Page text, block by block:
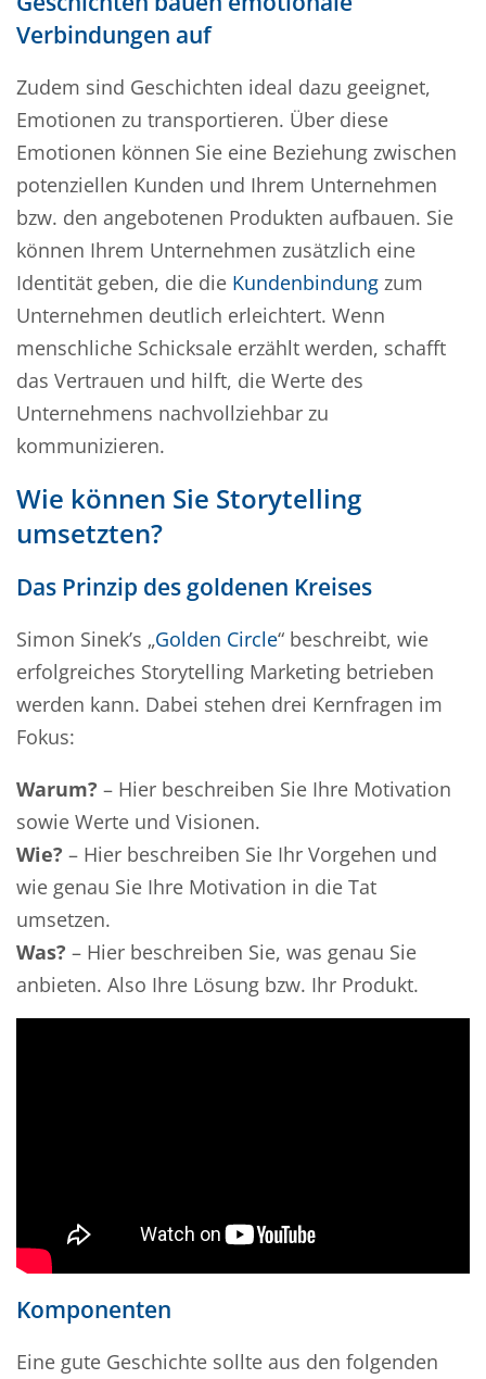
Verbindungen auf
Zudem sind Geschichten ideal dazu geeignet,
Emotionen zu transportieren. Über diese
Emotionen können Sie eine Beziehung zwischen
potenziellen Kunden und Ihrem Unternehmen
bzw. den angebotenen Produkten aufbauen. Sie
können Ihrem Unternehmen zusätzlich eine
Identität geben, die die Kundenbindung zum
Unternehmen deutlich erleichtert. Wenn
menschliche Schicksale erzählt werden, schafft
das Vertrauen und hilft, die Werte des
Unternehmens nachvollziehbar zu
kommunizieren.
Wie können Sie Storytelling
umsetzten?
Das Prinzip des goldenen Kreises
Simon Sinek’s „Golden Circle“ beschreibt, wie
erfolgreiches Storytelling Marketing betrieben
werden kann. Dabei stehen drei Kernfragen im
Fokus:
Warum? – Hier beschreiben Sie Ihre Motivation
sowie Werte und Visionen.
Wie? – Hier beschreiben Sie Ihr Vorgehen und
wie genau Sie Ihre Motivation in die Tat
umsetzen.
Was? – Hier beschreiben Sie, was genau Sie
anbieten. Also Ihre Lösung bzw. Ihr Produkt.
Komponenten
Eine gute Geschichte sollte aus den folgenden